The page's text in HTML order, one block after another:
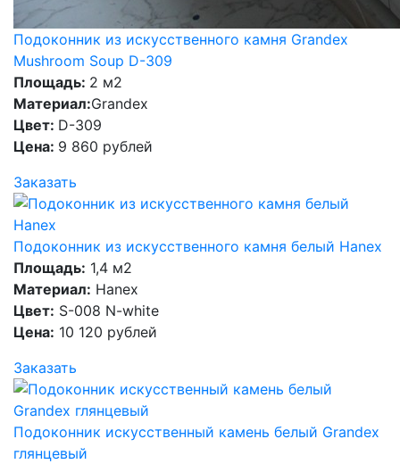
Подоконник из искусственного камня Grandex
Mushroom Soup D-309
Площадь: 2 м2
Материал:Grandex
Цвет: D-309
Цена: 9 860 рублей
Заказать
Подоконник из искусственного камня белый Hanex
Площадь: 1,4 м2
Материал: Hanex
Цвет: S-008 N-white
Цена: 10 120 рублей
Заказать
Подоконник искусственный камень белый Grandex
глянцевый